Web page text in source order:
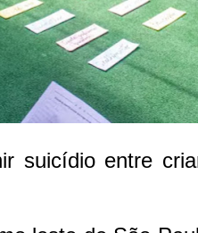
suicídio entre